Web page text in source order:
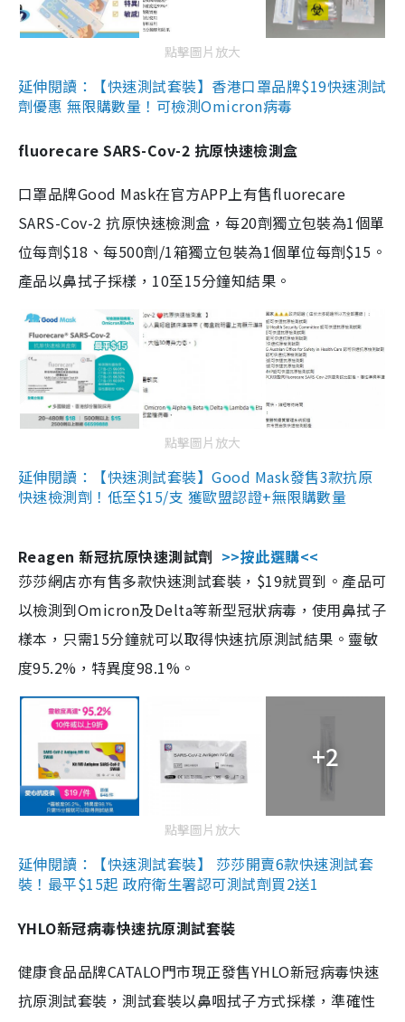
點擊圖片放大
延伸閱讀：【快速測試套裝】香港口罩品牌$19快速測試
劑優惠 無限購數量！可檢測Omicron病毒
fluorecare SARS-Cov-2 抗原快速檢測盒
口罩品牌Good Mask在官方APP上有售fluorecare
SARS-Cov-2 抗原快速檢測盒，每20劑獨立包裝為1個單
位每劑$18、每500劑/1箱獨立包裝為1個單位每劑$15。
產品以鼻拭子採樣，10至15分鐘知結果。
點擊圖片放大
延伸閱讀：【快速測試套裝】Good Mask發售3款抗原
快速檢測劑！低至$15/支 獲歐盟認證+無限購數量
Reagen 新冠抗原快速測試劑 >>按此選購<<
莎莎網店亦有售多款快速測試套裝，$19就買到。產品可
以檢測到Omicron及Delta等新型冠狀病毒，使用鼻拭子
樣本，只需15分鐘就可以取得快速抗原測試結果。靈敏
度95.2%，特異度98.1%。
+2
點擊圖片放大
延伸閱讀：【快速測試套裝】 莎莎開賣6款快速測試套
裝！最平$15起 政府衛生署認可測試劑買2送1
YHLO新冠病毒快速抗原測試套裝
健康食品品牌CATALO門市現正發售YHLO新冠病毒快速
抗原測試套裝，測試套裝以鼻咽拭子方式採樣，準確性